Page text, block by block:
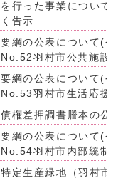
を行った事業について
く告示
要綱の公表について(令
No.52羽村市公共施設
要綱の公表について(令
No.53羽村市生活応援事
債権差押調書謄本の公
要綱の公表について(令
No.54羽村市内部統制推
特定生産緑地（羽村市）